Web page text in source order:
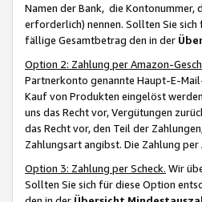
Namen der Bank, die Kontonummer,
erforderlich) nennen. Sollten Sie
fällige Gesamtbetrag den in der
Option 2: Zahlung per Amazon-
Partnerkonto genannte Haupt-E-
Kauf von Produkten eingelöst
uns das Recht vor, Vergütungen
das Recht vor, den Teil der
Zahlungsart angibst. Die Zahlung
Option 3: Zahlung per Scheck. Wir
Sollten Sie sich für diese Option